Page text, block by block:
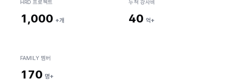
Work Hack AI
HRD 프로젝트
1,000 +개
누적 강사비
40 억+
FAMILY 멤버
170 명+